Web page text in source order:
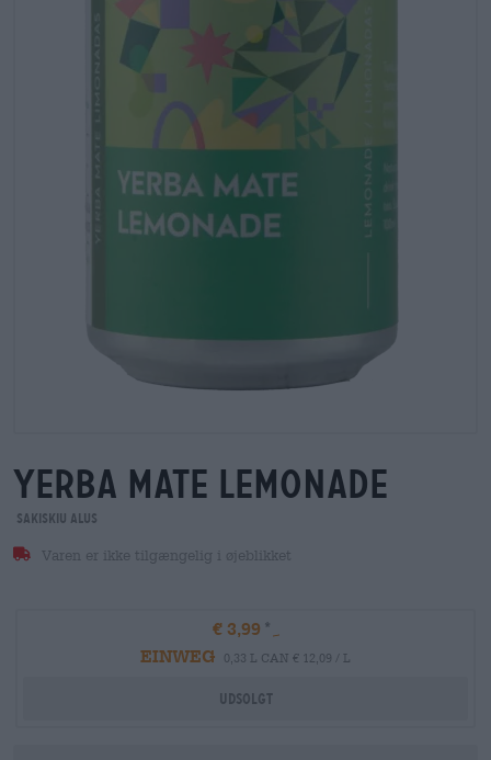
yerba mate lemonade
Sakiskiu Alus
Varen er ikke tilgængelig i øjeblikket
€ 3,99
EINWEG
0,33 L CAN € 12,09 / L
Udsolgt